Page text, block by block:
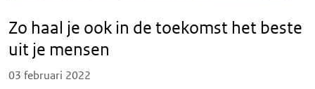
Zo haal je ook in de toekomst het beste
uit je mensen
Posted on
03 februari 2022